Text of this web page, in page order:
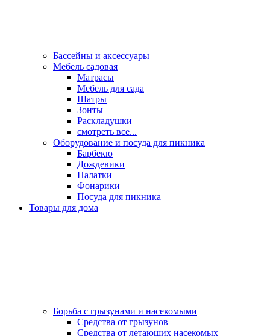
Бассейны и аксессуары
Мебель садовая
Матрасы
Мебель для сада
Шатры
Зонты
Раскладушки
смотреть все...
Оборудование и посуда для пикника
Барбекю
Дождевики
Палатки
Фонарики
Посуда для пикника
Товары для дома
Борьба с грызунами и насекомыми
Средства от грызунов
Средства от летающих насекомых